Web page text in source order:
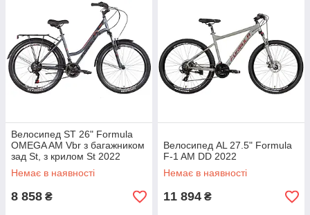
Велосипед ST 26" Formula
OMEGA AM Vbr з багажником
зад St, з крилом St 2022
Розмір 18" темно-сірий з
червоним
Немає в наявності
8 858 ₴
Велосипед AL 27.5" Formula
F-1 AM DD 2022
Немає в наявності
11 894 ₴